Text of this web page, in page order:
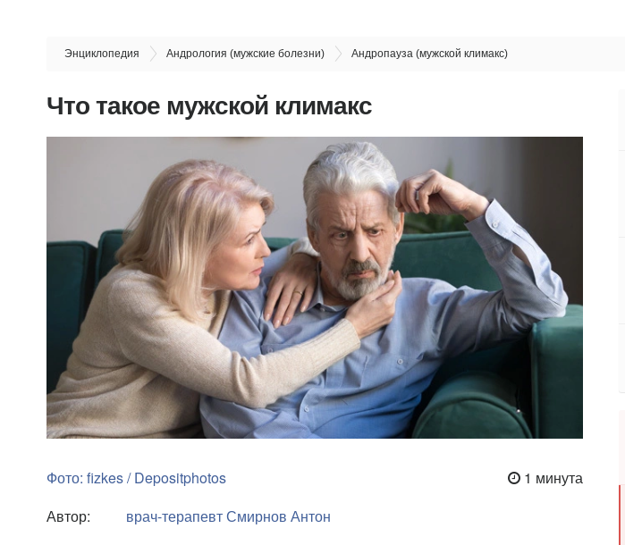
Энциклопедия Андрология (мужские болезни) Андропауза (мужской климакс)
Что такое мужской климакс
Фото: fizkes / Depositphotos
1 минута
Автор:
врач-терапевтСмирнов Антон